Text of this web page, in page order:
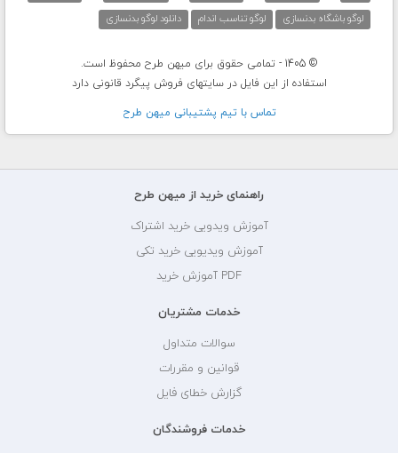
لوگو باشگاه بدنسازی
لوگو تناسب اندام دانلود لوگو بدنسازی
© 1405 - تمامی حقوق برای میهن طرح محفوظ است.
استفاده از این فایل در سایتهای فروش پیگرد قانونی دارد
تماس با تيم پشتيبانی ميهن طرح
راهنمای خرید از میهن طرح
آموزش ویدویی خرید اشتراک
آموزش ویدیویی خرید تکی
PDF آموزش خرید
خدمات مشتریان
سوالات متداول
قوانین و مقررات
گزارش خطای فایل
خدمات فروشندگان